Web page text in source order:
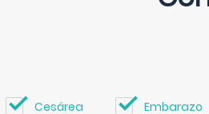
Cesárea Embarazo